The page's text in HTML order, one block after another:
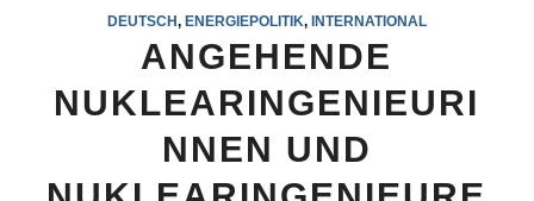
DEUTSCH, ENERGIEPOLITIK, INTERNATIONAL
ANGEHENDE
NUKLEARINGENIEURI
NNEN UND